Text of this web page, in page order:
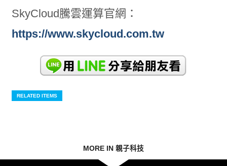
SkyCloud騰雲運算官網：
https://www.skycloud.com.tw
RELATED ITEMS
MORE IN 親子科技